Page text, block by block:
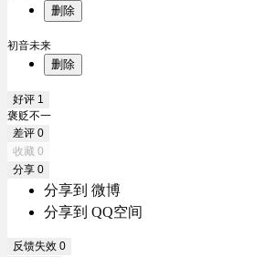
删除
初音未来
删除
好评 1
褒贬不一
差评 0
收藏 0
分享 0
分享到 微博
分享到 QQ空间
反馈失效 0